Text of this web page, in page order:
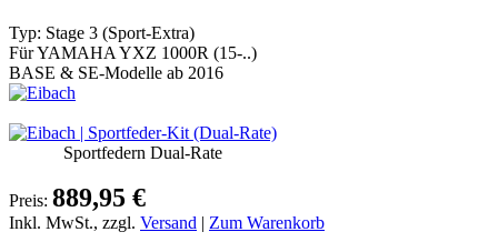
Typ: Stage 3 (Sport-Extra)
Für YAMAHA YXZ 1000R (15-..)
BASE & SE-Modelle ab 2016
Sportfedern Dual-Rate
Preis: 889,95 €
Inkl. MwSt., zzgl. Versand | Zum Warenkorb